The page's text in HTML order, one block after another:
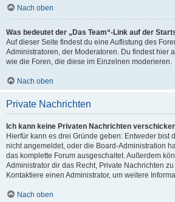
Nach oben
Was bedeutet der „Das Team“-Link auf der
Auf dieser Seite findest du eine Auflistung des
Administratoren, der Moderatoren. Du findest hier
wie die Foren, die diese im Einzelnen moderieren.
Nach oben
Private Nachrichten
Ich kann keine Privaten Nachrichten
Hierfür kann es drei Gründe geben: Entweder bist
nicht angemeldet, oder die Board-Administration
das komplette Forum ausgeschaltet. Außerdem
Administrator dir das Recht, Private Nachrichten
Kontaktiere einen Administrator, um weitere
Nach oben